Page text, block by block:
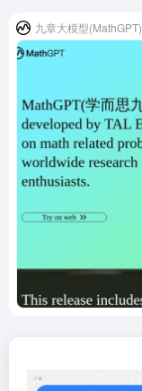
九章大模型(MathGPT)